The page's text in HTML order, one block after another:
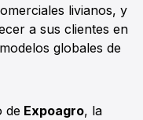
livianos, y
a sus clientes en
globales de
de Expoagro, la